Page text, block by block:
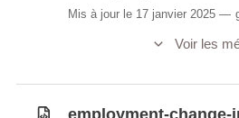
Mis à jour le 17 janvier 2025
Voir les
employment-change-